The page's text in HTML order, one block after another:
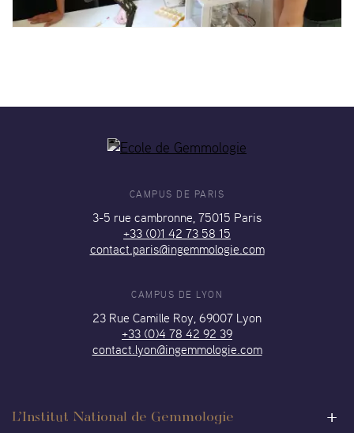
CAMPUS DE PARIS
3-5 rue cambronne, 75015 Paris
+33 (0)1 42 73 58 15
contact.paris@ingemmologie.com
CAMPUS DE LYON
23 Rue Camille Roy, 69007 Lyon
+33 (0)4 78 42 92 39
contact.lyon@ingemmologie.com
L’Institut National de Gemmologie